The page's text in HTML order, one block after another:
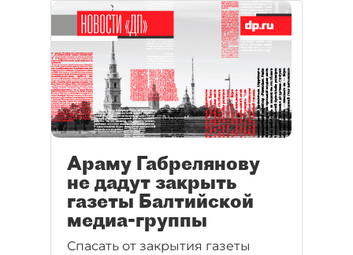
Араму Габрелянову
не дадут закрыть
газеты Балтийской
медиа-группы
Спасать от закрытия газеты